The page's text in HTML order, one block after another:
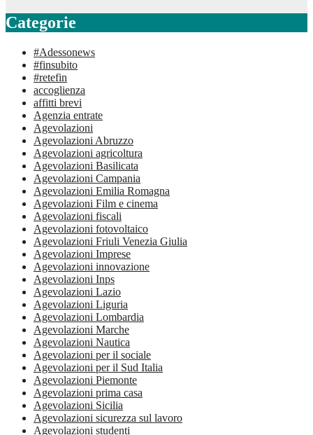
Categorie
#Adessonews
#finsubito
#retefin
accoglienza
affitti brevi
Agenzia entrate
Agevolazioni
Agevolazioni Abruzzo
Agevolazioni agricoltura
Agevolazioni Basilicata
Agevolazioni Campania
Agevolazioni Emilia Romagna
Agevolazioni Film e cinema
Agevolazioni fiscali
Agevolazioni fotovoltaico
Agevolazioni Friuli Venezia Giulia
Agevolazioni Imprese
Agevolazioni innovazione
Agevolazioni Inps
Agevolazioni Lazio
Agevolazioni Liguria
Agevolazioni Lombardia
Agevolazioni Marche
Agevolazioni Nautica
Agevolazioni per il sociale
Agevolazioni per il Sud Italia
Agevolazioni Piemonte
Agevolazioni prima casa
Agevolazioni Sicilia
Agevolazioni sicurezza sul lavoro
Agevolazioni studenti